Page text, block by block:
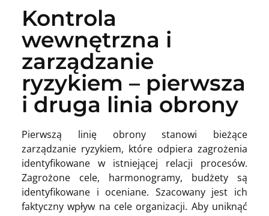
Kontrola
wewnętrzna i
zarządzanie
ryzykiem – pierwsza
i druga linia obrony
Pierwszą linię obrony stanowi bieżące
zarządzanie ryzykiem, które odpiera zagrożenia
identyfikowane w istniejącej relacji procesów.
Zagrożone cele, harmonogramy, budżety są
identyfikowane i oceniane. Szacowany jest ich
faktyczny wpływ na cele organizacji. Aby uniknąć